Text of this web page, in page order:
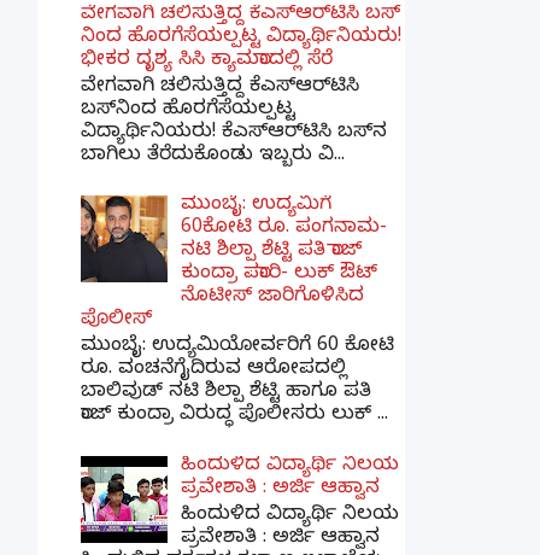
ವೇಗವಾಗಿ ಚಲಿಸುತ್ತಿದ್ದ ಕೆಎಸ್​ಆರ್​ಟಿಸಿ ಬಸ್​
ನಿಂದ ಹೊರಗೆಸೆಯಲ್ಪಟ್ಟ ವಿದ್ಯಾರ್ಥಿನಿಯರು!
ಭೀಕರ ದೃಶ್ಯ ಸಿಸಿ ಕ್ಯಾಮರಾದಲ್ಲಿ ಸೆರೆ
ವೇಗವಾಗಿ ಚಲಿಸುತ್ತಿದ್ದ ಕೆಎಸ್‌ಆರ್‌ಟಿಸಿ
ಬಸ್‌ನಿಂದ ಹೊರಗೆಸೆಯಲ್ಪಟ್ಟ
ವಿದ್ಯಾರ್ಥಿನಿಯರು! ಕೆಎಸ್‌ಆರ್‌ಟಿಸಿ ಬಸ್‌ನ
ಬಾಗಿಲು ತೆರೆದುಕೊಂಡು ಇಬ್ಬರು ವಿ...
ಮುಂಬೈ: ಉದ್ಯಮಿಗೆ
60ಕೋಟಿ ರೂ. ಪಂಗನಾಮ-
ನಟಿ ಶಿಲ್ಪಾ ಶೆಟ್ಟಿ ಪತಿ ರಾಜ್
ಕುಂದ್ರಾ ಪರಾರಿ- ಲುಕ್ ಔಟ್
ನೊಟೀಸ್ ಜಾರಿಗೊಳಿಸಿದ
ಪೊಲೀಸ್
ಮುಂಬೈ: ಉದ್ಯಮಿಯೋರ್ವರಿಗೆ 60 ಕೋಟಿ
ರೂ. ವಂಚನೆಗೈದಿರುವ ಆರೋಪದಲ್ಲಿ
ಬಾಲಿವುಡ್ ನಟಿ ಶಿಲ್ಪಾ ಶೆಟ್ಟಿ ಹಾಗೂ ಪತಿ
ರಾಜ್ ಕುಂದ್ರಾ ವಿರುದ್ಧ ಪೊಲೀಸರು ಲುಕ್ ...
ಹಿಂದುಳಿದ ವಿದ್ಯಾರ್ಥಿ ನಿಲಯ
ಪ್ರವೇಶಾತಿ : ಅರ್ಜಿ ಆಹ್ವಾನ
ಹಿಂದುಳಿದ ವಿದ್ಯಾರ್ಥಿ ನಿಲಯ
ಪ್ರವೇಶಾತಿ : ಅರ್ಜಿ ಆಹ್ವಾನ